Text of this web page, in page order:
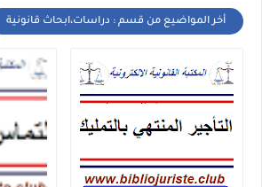
أخر المواضيع من قسم : دراسات،ابحاث قانونية